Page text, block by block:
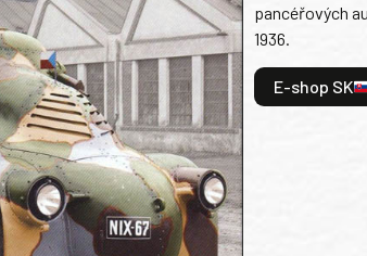
pancéřových
1936.
E-shop SK